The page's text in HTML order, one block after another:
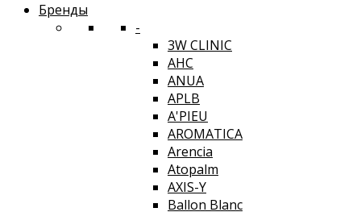
Бренды
-
3W CLINIC
AHC
ANUA
APLB
A'PIEU
AROMATICA
Arencia
Atopalm
AXIS-Y
Ballon Blanc